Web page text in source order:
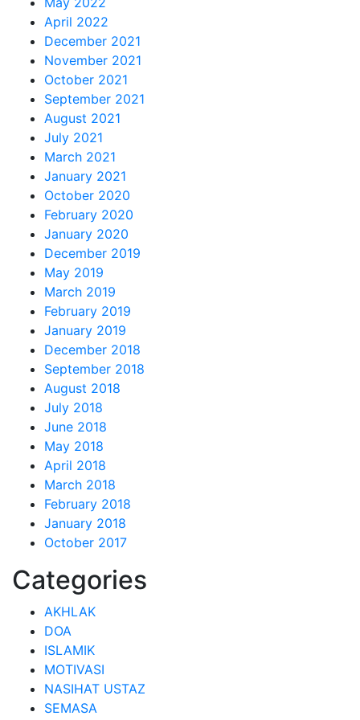
April 2022
December 2021
November 2021
October 2021
September 2021
August 2021
July 2021
March 2021
January 2021
October 2020
February 2020
January 2020
December 2019
May 2019
March 2019
February 2019
January 2019
December 2018
September 2018
August 2018
July 2018
June 2018
May 2018
April 2018
March 2018
February 2018
January 2018
October 2017
Categories
AKHLAK
DOA
ISLAMIK
MOTIVASI
NASIHAT USTAZ
SEMASA